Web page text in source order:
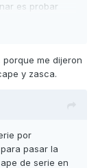
es probar
me dijeron
y zasca.
por
pasar la
de serie en